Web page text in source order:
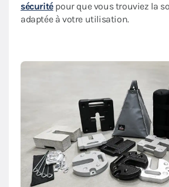
sécuritépour que vous trouviez la
adaptée à votre utilisation.